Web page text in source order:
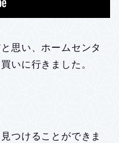
思い、ホームセンタ
いに行きました。
つけることができま